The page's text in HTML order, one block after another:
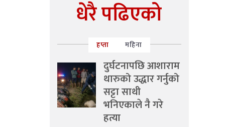
धेरै पढिएको
हप्ता महिना
दुर्घटनापछि आशाराम
थारुको उद्धार गर्नुको
सट्टा साथी
भनिएकाले नै गरे
हत्या